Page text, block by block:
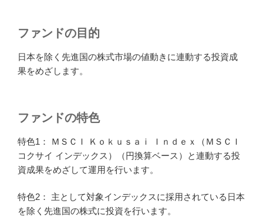
ファンドの目的
日本を除く先進国の株式市場の値動きに連動する投資成
果をめざします。
ファンドの特色
特色1： ＭＳＣＩ Ｋｏｋｕｓａｉ Ｉｎｄｅｘ（ＭＳＣＩ
コクサイ インデックス）（円換算ベース）と連動する投
資成果をめざして運用を行います。
特色2： 主として対象インデックスに採用されている日本
を除く先進国の株式に投資を行います。